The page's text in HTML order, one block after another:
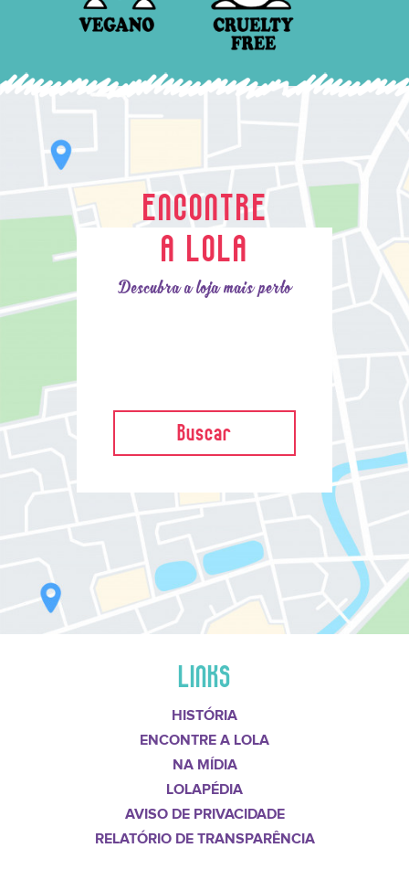
ENCONTRE
A LOLA
Descubra a loja mais perto
Buscar
LINKS
HISTÓRIA
ENCONTRE A LOLA
NA MÍDIA
LOLAPÉDIA
AVISO DE PRIVACIDADE
RELATÓRIO DE TRANSPARÊNCIA